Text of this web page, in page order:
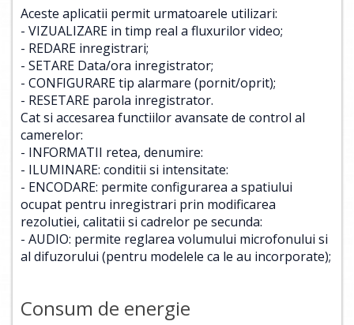
Aceste aplicatii permit urmatoarele utilizari:
- VIZUALIZARE in timp real a fluxurilor video;
- REDARE inregistrari;
- SETARE Data/ora inregistrator;
- CONFIGURARE tip alarmare (pornit/oprit);
- RESETARE parola inregistrator.
Cat si accesarea functiilor avansate de control al
camerelor:
- INFORMATII retea, denumire:
- ILUMINARE: conditii si intensitate:
- ENCODARE: permite configurarea a spatiului
ocupat pentru inregistrari prin modificarea
rezolutiei, calitatii si cadrelor pe secunda:
- AUDIO: permite reglarea volumului microfonului si
al difuzorului (pentru modelele ca le au incorporate);
Consum de energie